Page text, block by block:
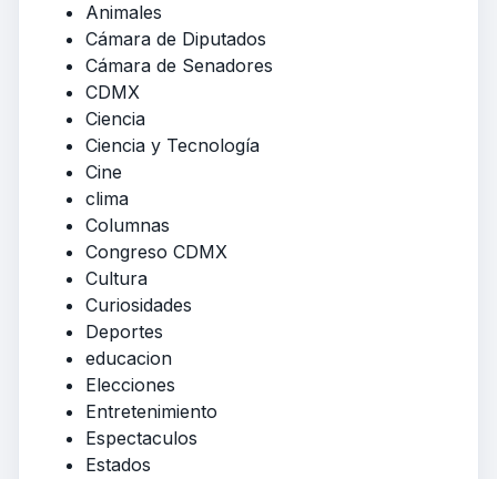
Animales
Cámara de Diputados
Cámara de Senadores
CDMX
Ciencia
Ciencia y Tecnología
Cine
clima
Columnas
Congreso CDMX
Cultura
Curiosidades
Deportes
educacion
Elecciones
Entretenimiento
Espectaculos
Estados